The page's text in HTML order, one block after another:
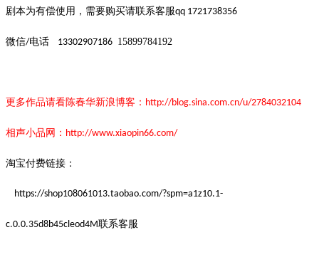
剧本为有偿使用，需要购买请联系客服qq 1721738356
微信/电话 13302907186 15899784192
更多作品请看陈春华新浪博客： http://blog.sina.com.cn/u/2784032104
相声小品网： http://www.xiaopin66.com/
淘宝付费链接：
https://shop108061013.taobao.com/?spm=a1z10.1-
c.0.0.35d8b45cleod4M联系客服